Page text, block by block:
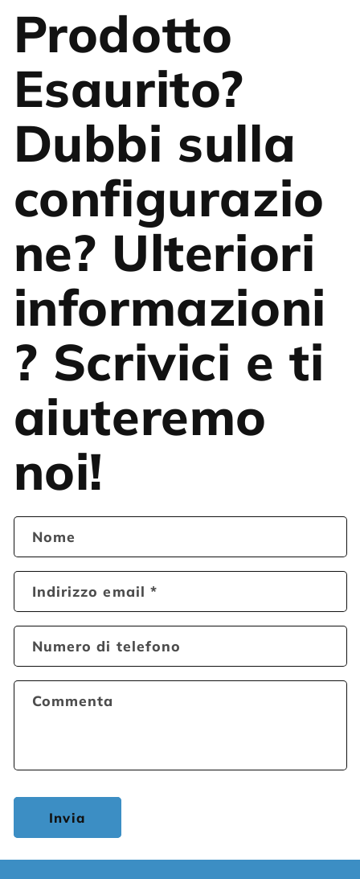
Prodotto
Esaurito?
Dubbi sulla
configurazio
ne? Ulteriori
informazioni
? Scrivici e ti
aiuteremo
noi!
Nome
Indirizzo email*
Numero di telefono
Commenta
Invia